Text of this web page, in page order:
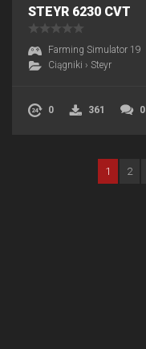
STEYR 6230 CVT
Farming Simulator 19
Ciągniki › Steyr
0 361 0
1 2